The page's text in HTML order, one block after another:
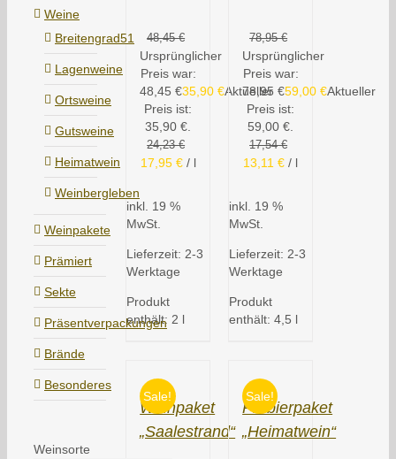
48,45€
Ursprünglicher
Preis war:
48,45 €35,90€Aktueller
Preis ist:
35,90 €.
24,23€
17,95 €/ l
inkl. 19 %
MwSt.
Lieferzeit: 2-3
Werktage
Produkt
enthält: 2 l
78,95€
Ursprünglicher
Preis war:
78,95 €59,00€Aktueller
Preis ist:
59,00 €.
17,54€
13,11€ / l
inkl. 19 %
MwSt.
Lieferzeit: 2-3
Werktage
Produkt
enthält: 4,5 l
Sale!
Weinpaket
„Saalestrand“
Sale!
Probierpaket
„Heimatwein“
Weine
Breitengrad51
Lagenweine
Ortsweine
Gutsweine
Heimatwein
Weinbergleben
Weinpakete
Prämiert
Sekte
Präsentverpackungen
Brände
Besonderes
Weinsorte